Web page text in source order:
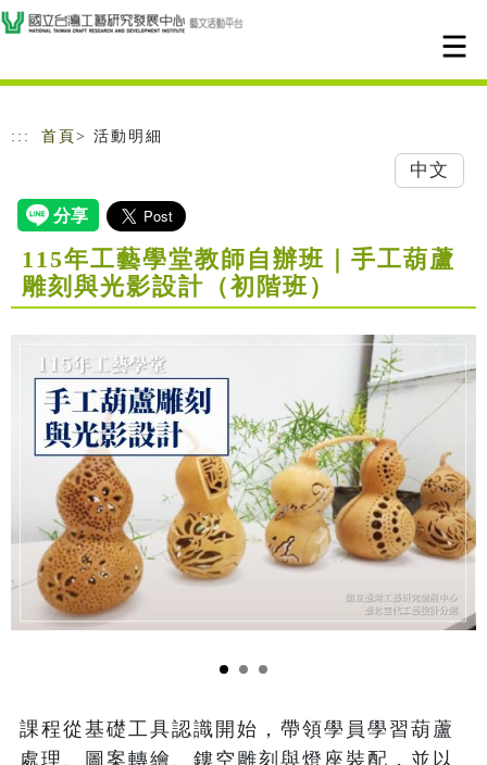
跳到主要內容
網站導覽
::: 首頁 > 活動明細
中文
115年工藝學堂教師自辦班｜手工葫蘆
雕刻與光影設計（初階班）
課程從基礎工具認識開始，帶領學員學習葫蘆
處理、圖案轉繪、鏤空雕刻與燈座裝配，並以